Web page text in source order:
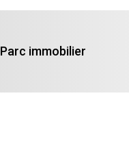
Parc immobilier